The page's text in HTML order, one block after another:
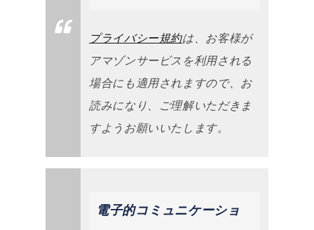
プライバシー規約は、お客様が
アマゾンサービスを利用される
場合にも適用されますので、お
読みになり、ご理解いただきま
すようお願いいたします。
電子的コミュニケーショ